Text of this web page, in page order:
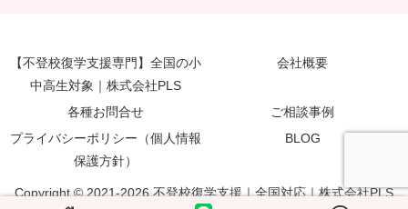
【不登校復学支援専門】全国の小
中高生対象｜株式会社PLS
会社概要
各種お問合せ
ご相談事例
プライバシーポリシー（個人情報
保護方針）
BLOG
Copyright © 2021-2026 不登校復学支援｜全国対応｜株式会社PLS